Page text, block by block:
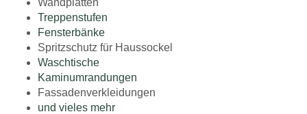
Wandplatten
Treppenstufen
Fensterbänke
Spritzschutz für Haussockel
Waschtische
Kaminumrandungen
Fassadenverkleidungen
und vieles mehr